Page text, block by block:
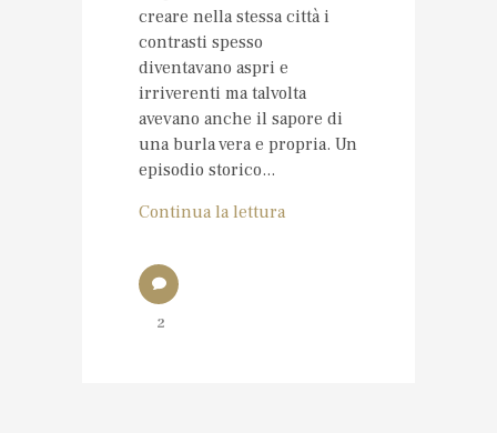
creare nella stessa città i
contrasti spesso
diventavano aspri e
irriverenti ma talvolta
avevano anche il sapore di
una burla vera e propria. Un
episodio storico...
Continua la lettura
2